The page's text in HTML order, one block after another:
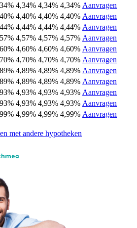
4,34% 4,34% 4,34% Aanvragen
4,40% 4,40% 4,40% Aanvragen
4,44% 4,44% 4,44% Aanvragen
4,57% 4,57% 4,57% Aanvragen
4,60% 4,60% 4,60% Aanvragen
4,70% 4,70% 4,70% Aanvragen
4,89% 4,89% 4,89% Aanvragen
4,89% 4,89% 4,89% Aanvragen
4,93% 4,93% 4,93% Aanvragen
4,93% 4,93% 4,93% Aanvragen
4,99% 4,99% 4,99% Aanvragen
met andere hypotheken